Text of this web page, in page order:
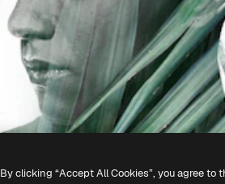
By clicking “Accept All Cookies”, you agree